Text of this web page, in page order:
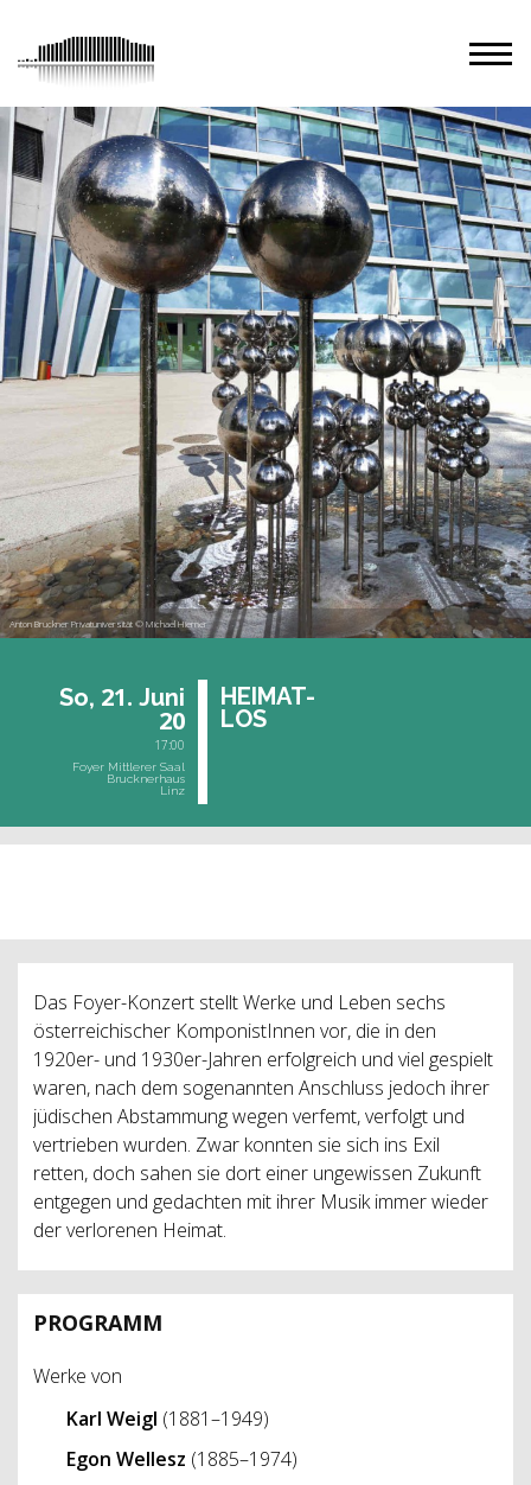
Anton Bruckner Privatuniversität © Michael Hierner
So, 21. Juni
20
17:00
Foyer Mittlerer Saal
Brucknerhaus
Linz
HEI­MAT-
LOS
Das Foyer-Konzert stellt Werke und Leben sechs
österreichischer KomponistInnen vor, die in den
1920er- und 1930er-Jahren erfolgreich und viel gespielt
waren, nach dem sogenannten Anschluss jedoch ihrer
jüdischen Abstammung wegen verfemt, verfolgt und
vertrieben wurden. Zwar konnten sie sich ins Exil
retten, doch sahen sie dort einer ungewissen Zukunft
entgegen und gedachten mit ihrer Musik immer wieder
der verlorenen Heimat.
PROGRAMM
Werke von
Karl Weigl (1881–1949)
Egon Wellesz (1885–1974)